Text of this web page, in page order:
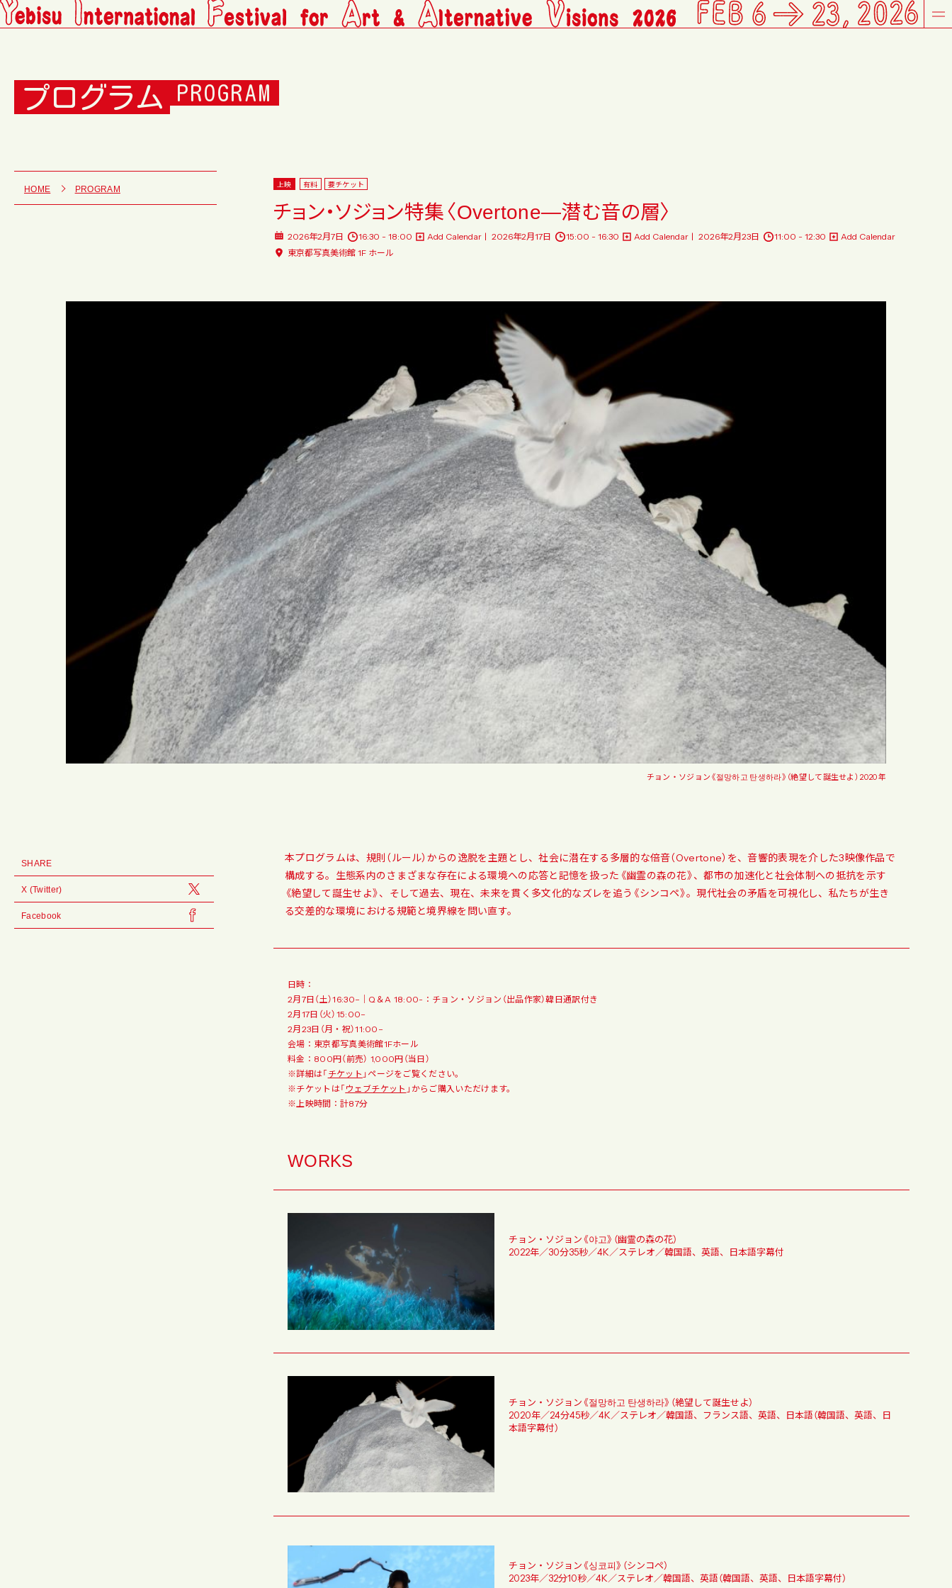
プログラム PROGRAM
HOME PROGRAM 上映 有料 要チケット
チョン・ソジョン特集〈Overtone―潜む音の層〉
2026年2月7日 16:30 - 18:00 Add Calendar 2026年2月17日 15:00 - 16:30 Add Calendar 2026年2月23日 11:00 - 12:30
Add Calendar
東京都写真美術館 1F ホール
チョン・ソジョン《절망하고 탄생하라》（絶望して誕生せよ） 2020年
SHARE
X (Twitter)
Facebook
本プログラムは、規則（ルール）からの逸脱を主題とし、社会に潜在する多層的な倍音（Overtone）を、音響的表現を介した3映像作品で
構成する。生態系内のさまざまな存在による環境への応答と記憶を扱った《幽霊の森の花》、都市の加速化と社会体制への抵抗を示す
《絶望して誕生せよ》、そして過去、現在、未来を貫く多文化的なズレを追う《シンコペ》。現代社会の矛盾を可視化し、私たちが生き
る交差的な環境における規範と境界線を問い直す。
日時：
2月7日（土）16:30–｜Q＆A 18:00-：チョン・ソジョン（出品作家）韓日通訳付き
2月17日（火）15:00–
2月23日（月・祝）11:00–
会場：東京都写真美術館1Fホール
料金：800円（前売） 1,000円（当日）
※詳細は「チケット 」ページをご覧ください。
※チケットは「ウェブチケット 」からご購入いただけます。
※上映時間：計87分
WORKS
チョン・ソジョン《야고》（幽霊の森の花）
2022年／30分35秒／4K／ステレオ／韓国語、英語、日本語字幕付
チョン・ソジョン《절망하고 탄생하라》（絶望して誕生せよ）
2020年／24分45秒／4K／ステレオ／韓国語、フランス語、英語、日本語（韓国語、英語、日
本語字幕付）
チョン・ソジョン《싱코피》（シンコペ）
2023年／32分10秒／4K／ステレオ／韓国語、英語（韓国語、英語、日本語字幕付）